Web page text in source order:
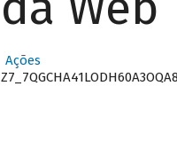
Ações